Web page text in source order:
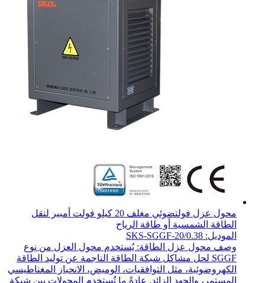
محول عزل فولتضوئي مغلف 20 كيلو فولت أمبير لنقل
الطاقة الشمسية أو طاقة الرياح
الموديل: SKS-SGGF-20/0.38
وصف محول عزل الطاقة: يُستخدم محول العزل من نوع
SGGF لحل مشاكل شبكة الطاقة الناجمة عن توليد الطاقة
الكهروضوئية، مثل التوافقيات، الوميض، الانحياز المغناطيسي
المستمر، والجهد الزائد. عادةً ما تُستخدم المحولات بين شبكة